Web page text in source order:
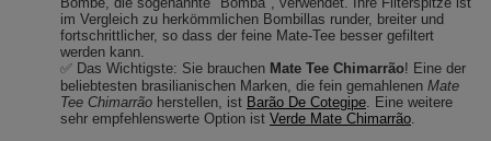
im Vergleich zu herkömmlichen Bombillas runder, breiter und
fortschrittlicher, so dass der feine Mate-Tee besser gefiltert
werden kann.
✅ Das Wichtigste: Sie brauchen Mate Tee Chimarrão! Eine der
beliebtesten brasilianischen Marken, die fein gemahlenen Mate
Tee Chimarrão herstellen, ist Barão De Cotegipe. Eine weitere
sehr empfehlenswerte Option ist Verde Mate Chimarrão.